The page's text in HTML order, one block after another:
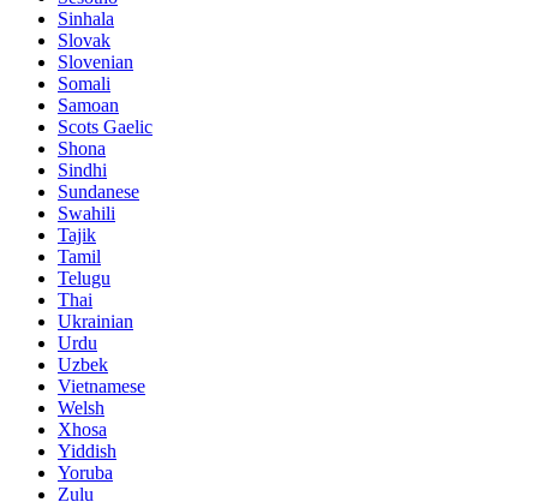
Sinhala
Slovak
Slovenian
Somali
Samoan
Scots Gaelic
Shona
Sindhi
Sundanese
Swahili
Tajik
Tamil
Telugu
Thai
Ukrainian
Urdu
Uzbek
Vietnamese
Welsh
Xhosa
Yiddish
Yoruba
Zulu